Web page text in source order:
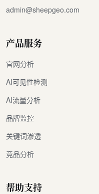
admin@sheepgeo.com
产品服务
官网分析
AI可见性检测
AI流量分析
品牌监控
关键词渗透
竞品分析
帮助支持